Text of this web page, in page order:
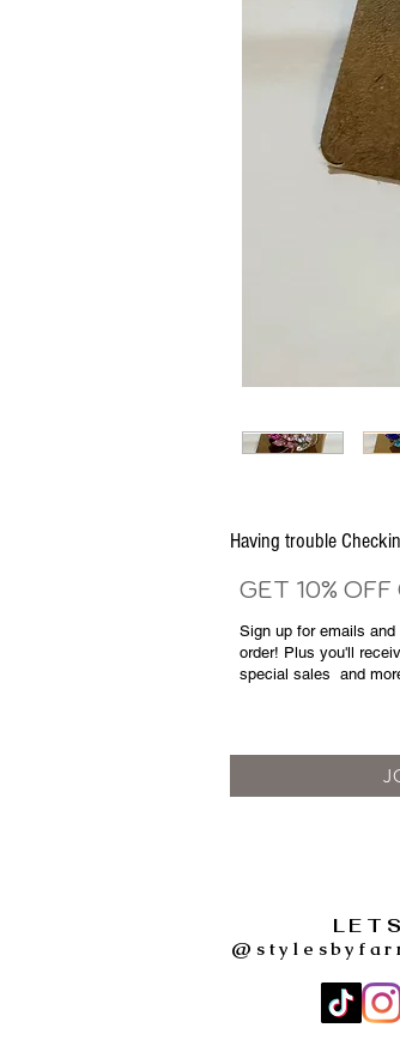
Having trouble
GET 10%
Sign up for emails and
order! Plus you'll
special sales and